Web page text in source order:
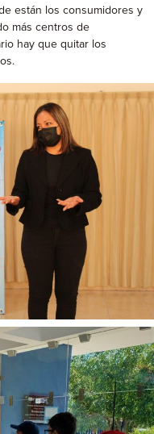
están los consumidores y
más centros de
hay que quitar los